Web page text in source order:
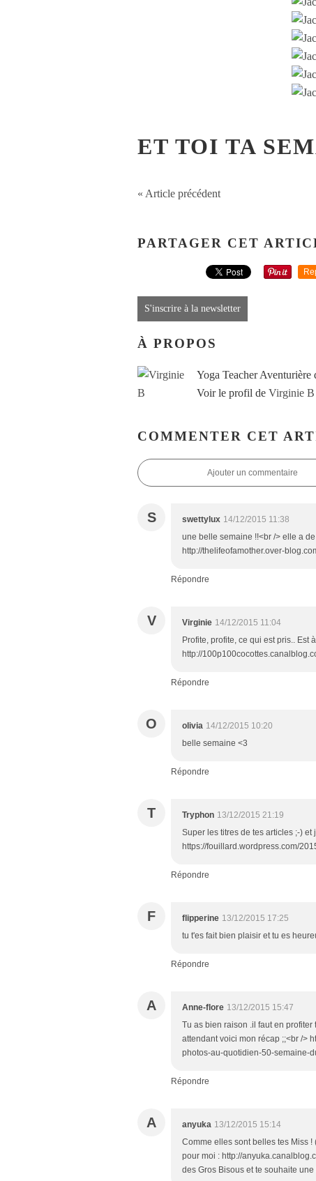
ET TOI TA
« Article précédent
PARTAGER CET
S'inscrire à la newsletter
À PROPOS
Yoga Teacher Aventurière
Voir le profil de Virginie B
COMMENTER CET
Ajouter un commentaire
S swettylux 14/12/2015 11:38
une belle semaine !!<br /> elle a
http://thelifeofamother.over-
Répondre
V Virginie 14/12/2015 11:04
Profite, profite, ce qui est pris.. Est
http://
Répondre
O olivia 14/12/2015 10:20
belle semaine <3
Répondre
T Tryphon 13/12/2015 21:19
Super les titres de tes articles ;-)
https://fouillard.wordpress.com/
Répondre
F flipperine 13/12/2015 17:25
tu t'es fait bien plaisir et tu es
Répondre
A Anne-flore 13/12/2015 15:47
Tu as bien raison .il faut en
attendant voici mon récap ;;<br />
photos-au-quotidien-50-semaine-
Répondre
A anyuka 13/12/2015 15:14
Comme elles sont belles tes Miss !
pour moi : http://
des Gros Bisous et te souhaite